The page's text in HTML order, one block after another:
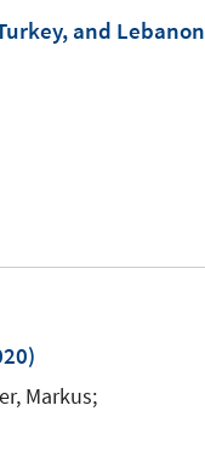
and Lebanon
Markus;